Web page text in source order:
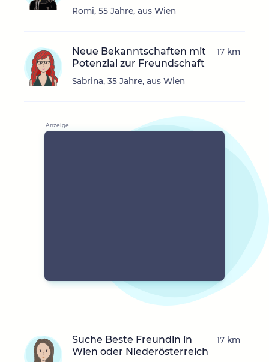
Romi, 55 Jahre, aus Wien
Neue Bekanntschaften mit
Potenzial zur Freundschaft
Sabrina, 35 Jahre, aus Wien
17 km
Suche Beste Freundin in
Wien oder Niederösterreich
17 km